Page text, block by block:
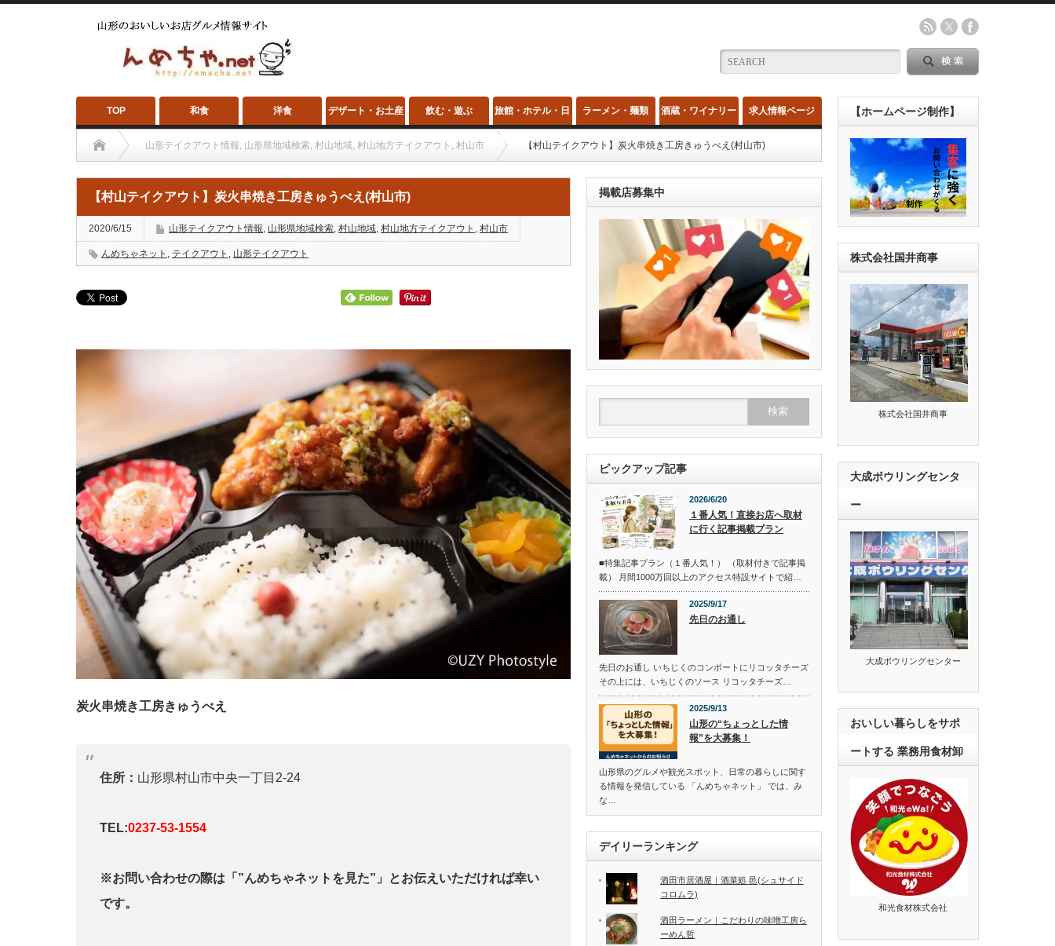
TOP 和食 洋食 デザート・お土産 飲む・遊ぶ 旅館・ホテル・日
帰り温泉・スパ
ラーメン・麺類 酒蔵・ワイナリー 求人情報ページ
山形テイクアウト情報, 山形県地域検索, 村山地域, 村山地方テイクアウト , 村山市 【村山テイクアウト】炭火串焼き工房きゅうべえ(村山市)
【村山テイクアウト】炭火串焼き工房きゅうべえ(村山市)
2020/6/15 山形テイクアウト情報, 山形県地域検索, 村山地域, 村山地方テイクアウト , 村山市
んめちゃネット , テイクアウト , 山形テイクアウト
炭火串焼き工房きゅうべえ
住所： 山形県村山市中央一丁目2-24
TEL:0237-53-1554
※お問い合わせの際は「”んめちゃネットを見た”」とお伝えいただければ幸い
です。
掲載店募集中
ピックアップ記事
2026/6/20
１番人気！直接お店へ取材
に行く記事掲載プラン
■特集記事プラン（１番人気！） （取材付きで記事掲
載） 月間1000万回以上のアクセス特設サイトで紹…
2025/9/17
先日のお通し
先日のお通し いちじくのコンポートにリコッタチーズ
その上には、いちじくのソース リコッタチーズ…
2025/9/13
山形の“ちょっとした情
報”を大募集！
山形県のグルメや観光スポット、日常の暮らしに関す
る情報を発信している 「んめちゃネット」 では、み
な…
デイリーランキング
酒田市居酒屋｜酒菜処 邑(シュサイド
コロムラ)
酒田ラーメン｜こだわりの味噌工房ら
ーめん哲
【ホームページ制作】
株式会社国井商事
株式会社国井商事
大成ボウリングセンタ
ー
大成ボウリングセンター
おいしい暮らしをサポ
ートする 業務用食材卸
和光食材株式会社